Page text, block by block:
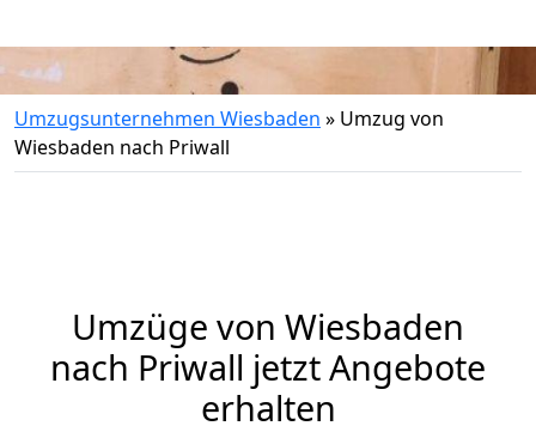
Umzugsunternehmen Wiesbaden » Umzug von
Wiesbaden nach Priwall
Umzüge von Wiesbaden
nach Priwall jetzt Angebote
erhalten